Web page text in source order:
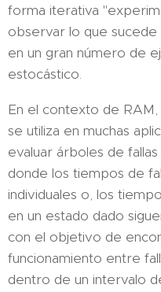
forma iterativa
observar lo que
en un gran número de
estocástico.
En el contexto de
se utiliza en muchas
evaluar árboles de
donde los tiempos de
individuales o, los
en un estado dado
con el objetivo de
funcionamiento entre
dentro de un intervalo